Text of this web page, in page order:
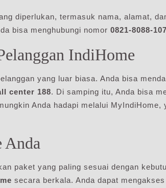
diperlukan, termasuk nama, alamat,
bisa menghubungi nomor 0821-8088-
IndiHome
yang luar biasa. Anda bisa
center 188. Di samping itu, Anda bisa
Anda hadapi melalui MyIndiHome,
Anda
paket yang paling sesuai dengan
secara berkala. Anda dapat